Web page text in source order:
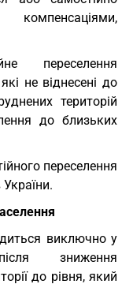
компенсаціями,
переселення
не віднесені до
територій
до близьких
переселення
виключно у
зниження
до рівня, який